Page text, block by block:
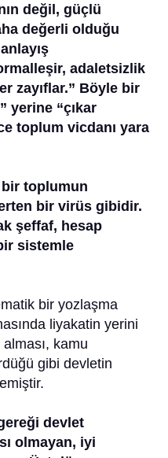
değil, güçlü
değerli olduğu
adaletsizlik
zayıflar.” Böyle bir
yerine “çıkar
toplum vicdanı yara
toplumun
bir virüs gibidir.
şeffaf, hesap
sistemle
bir yozlaşma
liyakatin yerini
alması, kamu
gibi devletin
devlet
olmayan, iyi